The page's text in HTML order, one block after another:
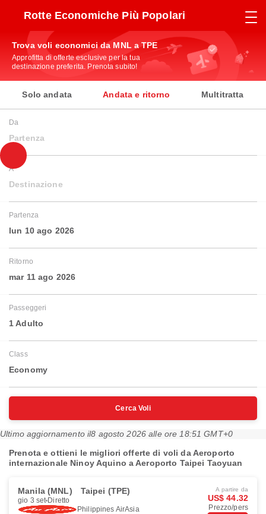
Rotte Economiche Più Popolari
Trova voli economici da MNL a TPE
Approfitta di offerte esclusive per la tua
destinazione preferita. Prenota subito!
Solo andata Andata e ritorno Multitratta
Da
Partenza
A
Destinazione
Partenza
lun 10 ago 2026
Ritorno
mar 11 ago 2026
Passeggeri
1 Adulto
Class
Economy
Cerca Voli
Ultimo aggiornamento il8 agosto 2026 alle ore 18:51 GMT+0
Prenota e ottieni le migliori offerte di voli da Aeroporto
internazionale Ninoy Aquino a Aeroporto Taipei Taoyuan
Manila (MNL) Taipei (TPE)
gio 3 set Diretto
Philippines AirAsia
A partire da
US$ 44.32
Prezzo/pers